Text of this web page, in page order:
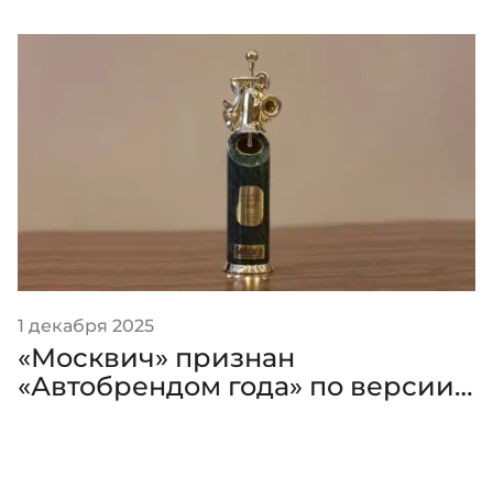
1 декабря 2025
«Москвич» признан
«Автобрендом года» по версии